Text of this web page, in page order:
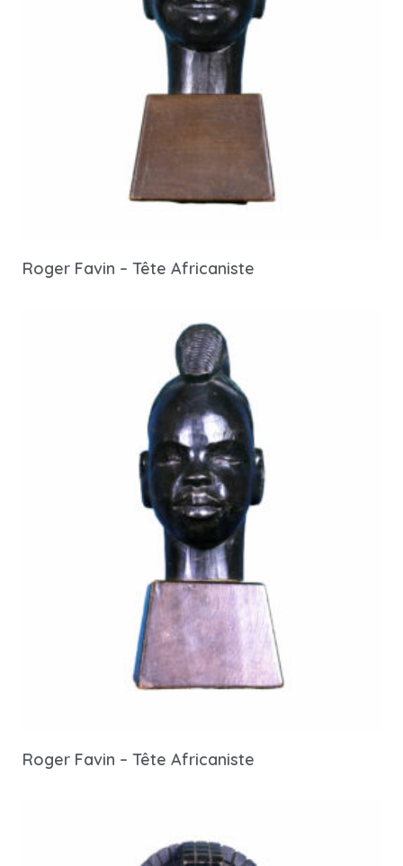
Roger Favin – Tête Africaniste
Roger Favin – Tête Africaniste